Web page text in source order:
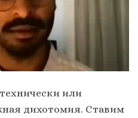
или
дихотомия. Ставим